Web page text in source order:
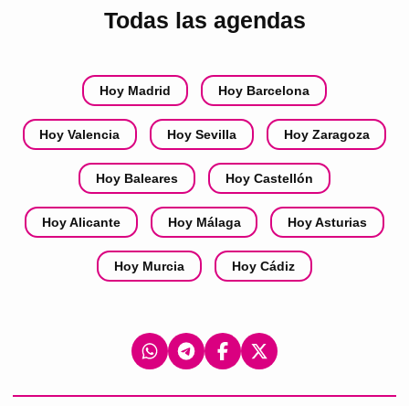
Todas las agendas
Hoy Madrid Hoy Barcelona
Hoy Valencia Hoy Sevilla Hoy Zaragoza
Hoy Baleares Hoy Castellón
Hoy Alicante Hoy Málaga Hoy Asturias
Hoy Murcia Hoy Cádiz